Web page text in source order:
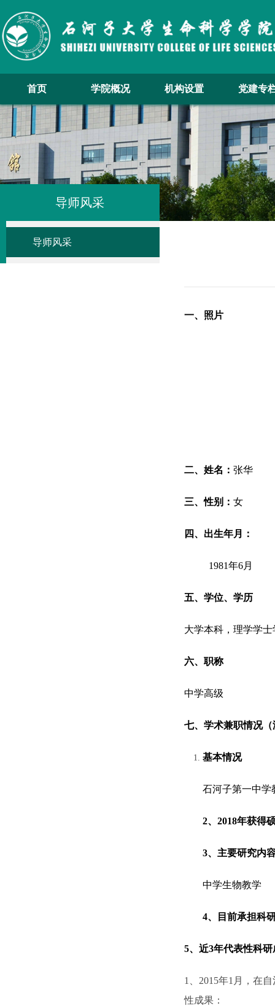
首页 学院概况 机构设置 党建专
导师风采
导师风采
一、照片
二、姓名： 张华
三、性别： 女
四、出生年月：
1981年6月
五、学位、学历
大学本科，理学学士
六、职称
中学高级
七、学术兼职情况
基本情况
石河子第一中学
2、 2018年获得
3、主要研究内
中学生物教学
4、目前承担科
5、近3年代表性科研
1 2015年1 月，在
性成果：